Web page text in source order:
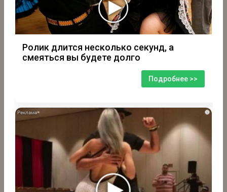
Ролик длится несколько секунд, а
смеяться вы будете долго
Подробнее >>
i